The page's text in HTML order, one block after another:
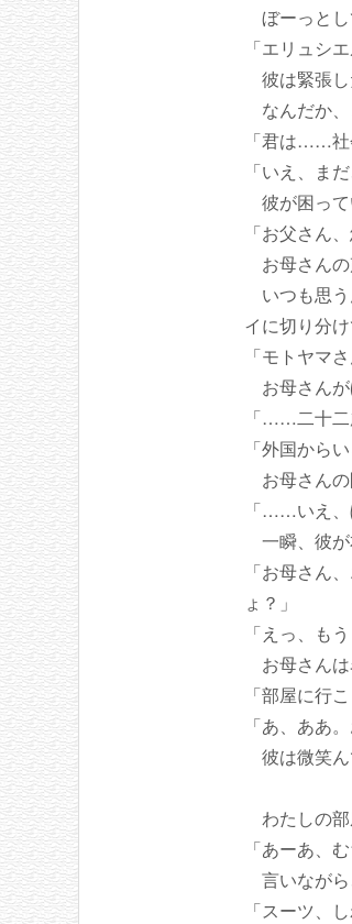
ぼーっとし
「エリュシ
彼は緊張し
なんだか、
「君は……社
「いえ、ま
彼が困って
「お父さん
お母さんの
いつも思
イに切り分
「モトヤマ
お母さんが
「……二十二
「外国から
お母さんの
「……いえ、
一瞬、彼が
「お母さん
ょ？」
「えっ、もう
お母さんは
「部屋に行こ
「あ、ああ
彼は微笑ん
わたしの部
「あーあ、
言いながら
「スーツ、